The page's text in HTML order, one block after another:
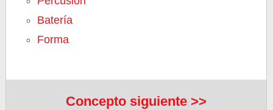
Batería
Forma
Concepto siguiente >>